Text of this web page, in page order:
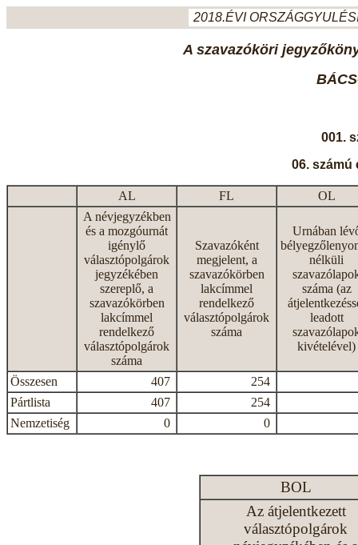
2018.ÉVI
A szavazóköri
001.
06. számú
AL FL
OL
A névjegyzékben
és a mozgóurnát
igénylő
választópolgárok
jegyzékében
szereplő, a
szavazókörben
lakcímmel
rendelkező
választópolgárok
száma
Szavazóként
megjelent, a
szavazókörben
lakcímmel
rendelkező
választópolgárok
száma
Urnában
nélküli
száma (az
leadott
kivételével)
Összesen 407
254
Pártlista
407
254
Nemzetiség
0 0
BOL
Az átjelentkezett
választópolgárok